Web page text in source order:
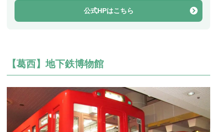
公式HPはこちら
【葛西】地下鉄博物館